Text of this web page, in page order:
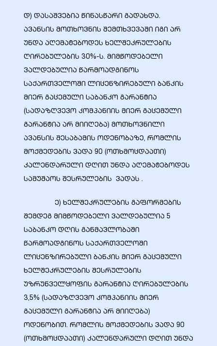
დ) დასაშვებია წინასწარი გადახდა.
ავანსის მოთხოვნის შემთხვევაში იგი არ
უნდა აღემატებოდეს ხელშეკრულების
ღირებულების 30%-ს. მიმწოდებელი
ვალდებულია წარმოადგინოს
საქართველოში ლიცენზირებული ბანკის
მიერ გაცემული საბანკო გარანტია
(სადაზღვევო კომპანიის მიერ გაცემული
გარანტია არ მიიღება) მოთხოვნილი
ავანსის შესაბამის ოდენობაზე, რომლის
მოქმედების ვადა 90 (ოთხმოცდაათი)
კალენდარული დღით უნდა აღემატებოდეს
სამუშაოს შესრულების ვადას .
ე) ხელშეკრულების გაფორმების
შემდეგ მიმწოდებელი ვალდებულია 5
საბანკო დღის განმავლობაში
წარმოადგინოს საქართველოში
ლიცენზირებული ბანკის მიერ გაცემული
ხელშეკრულების შესრულების
უზრუნველყოფის გარანტია ღირებულების
3,5% (სადაზღვევო კომპანიის მიერ
გაცემული გარანტია არ მიიღება)
ოდენობით. რომლის მოქმედების ვადა 90
(ოთხმოცდაათი) კალენდარული დღით უნდა